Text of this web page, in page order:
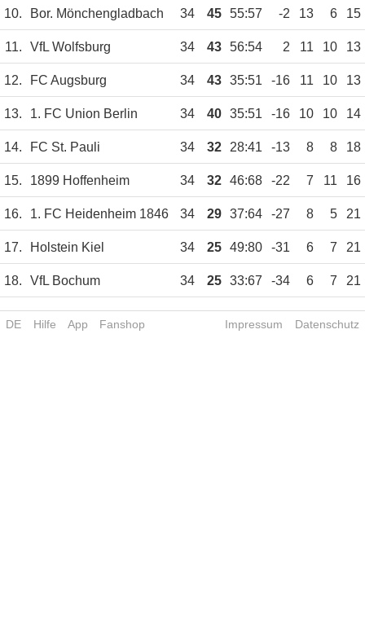
10. Bor. Mönchengladbach 34 45 55:57 -2 13 6 15
11. VfL Wolfsburg 34 43 56:54 2 11 10 13
12. FC Augsburg 34 43 35:51 -16 11 10 13
13. 1. FC Union Berlin 34 40 35:51 -16 10 10 14
14. FC St. Pauli 34 32 28:41 -13 8 8 18
15. 1899 Hoffenheim 34 32 46:68 -22 7 11 16
16. 1. FC Heidenheim 1846 34 29 37:64 -27 8 5 21
17. Holstein Kiel 34 25 49:80 -31 6 7 21
18. VfL Bochum 34 25 33:67 -34 6 7 21
DE Hilfe App Fanshop Impressum Datenschutz